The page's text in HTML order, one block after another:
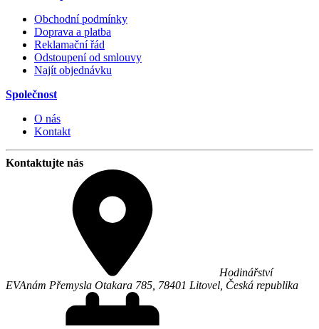
Obchodní podmínky
Doprava a platba
Reklamační řád
Odstoupení od smlouvy
Najít objednávku
Společnost
O nás
Kontakt
Kontaktujte nás
Hodinářství
EVAnám Přemysla Otakara 785, 78401 Litovel Česká republika